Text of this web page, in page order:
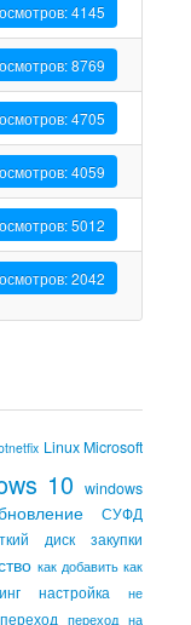
4145
8769
4705
4059
5012
2042
Linux Microsoft
10 windows
СУФД
дискзакупки
как добавитькак
настройкане
переход переход на